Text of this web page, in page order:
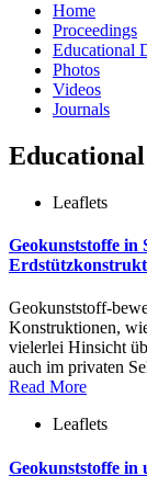
Home
Proceedings
Educational
Photos
Videos
Journals
Leaflets
Geokunststoffe in
Geokunststoff-
Konstruktionen,
vielerlei Hinsicht
auch im privaten
Read More
Leaflets
Geokunststoffe in